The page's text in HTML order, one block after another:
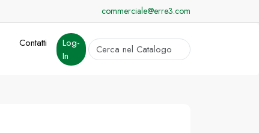
commerciale@erre3.com
Contatti
Log-
In
cerca